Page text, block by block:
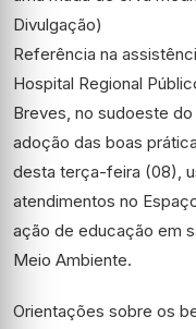
Divulgação)
Referência na
Hospital Regional
Breves, no sudoeste do
adoção das boas
desta terça-feira (08),
atendimentos no
ação de educação em
Meio Ambiente.
Orientações sobre os